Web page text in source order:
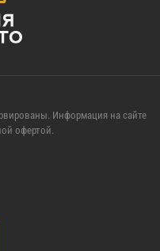
Информация на сайте
офертой.